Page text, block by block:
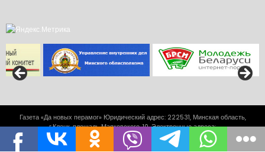
Газета «Да новых перамог» Юридический адрес: 222531, Минская область,
г.Клецк, площадь Маяковского, 10. Электронные адреса:
klezk_gazeta@kleck.by, reklama-kletsk@kleck.by | Работает на
SpiceThemes